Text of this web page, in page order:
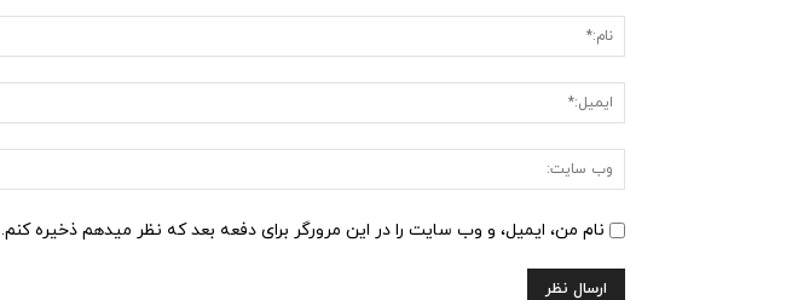
نام من، ایمیل، و وب سایت را در این مرورگر برای دفعه بعد که نظر میدهم ذخیره کنم.